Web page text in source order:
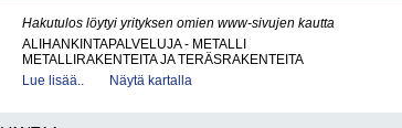
Hakutulos löytyi yrityksen omien www-sivujen kautta
ALIHANKINTAPALVELUJA - METALLI
METALLIRAKENTEITA JA TERÄSRAKENTEITA
Lue lisää..
Näytä kartalla